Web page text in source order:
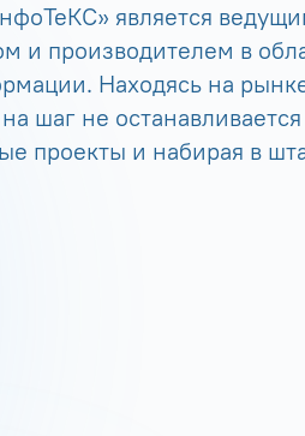
является
и производителем в
Находясь на
шаг не
проекты и набирая в